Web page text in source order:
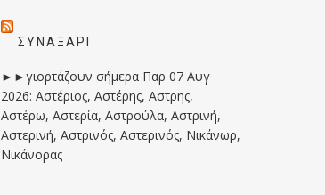
ΣΥΝΑΞΆΡΙ
►►γιορτάζουν σήμερα Παρ 07 Αυγ
2026: Αστέριος, Αστέρης, Αστρης,
Αστέρω, Αστερία, Αστρούλα, Αστρινή,
Αστερινή, Αστρινός, Αστερινός, Νικάνωρ,
Νικάνορας